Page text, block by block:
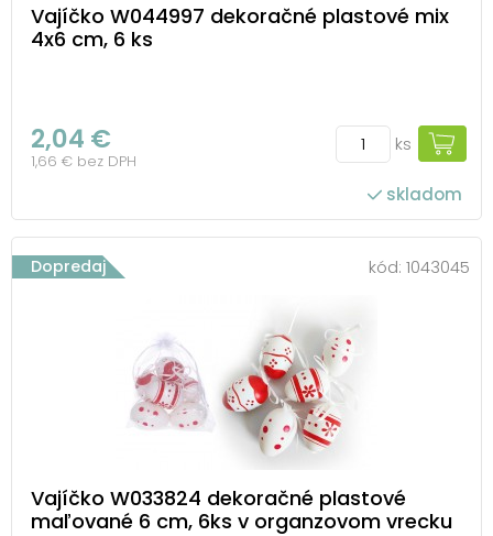
Vajíčko W044997 dekoračné plastové mix
4x6 cm, 6 ks
2,04 €
1,66 € bez DPH
ks
skladom
Dopredaj kód: 1043045
Vajíčko W033824 dekoračné plastové
maľované 6 cm, 6ks v organzovom vrecku